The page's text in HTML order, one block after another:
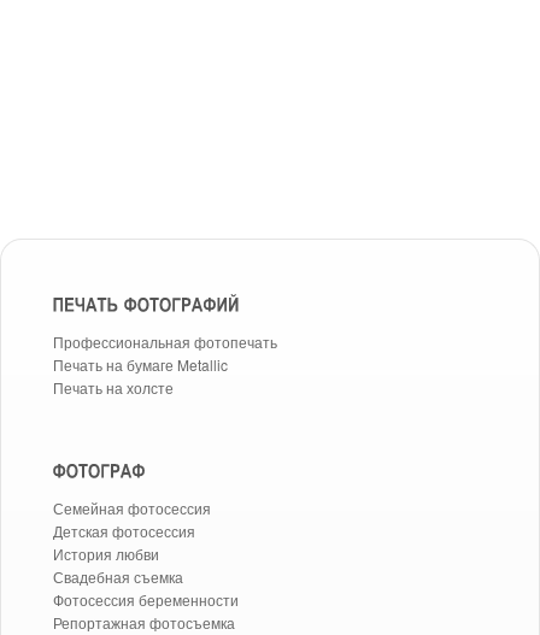
Профессиональная фотопечать
Печать на бумаге Metallic
Печать на холсте
Семейная фотосессия
Детская фотосессия
История любви
Свадебная съемка
Фотосессия беременности
Репортажная фотосъемка